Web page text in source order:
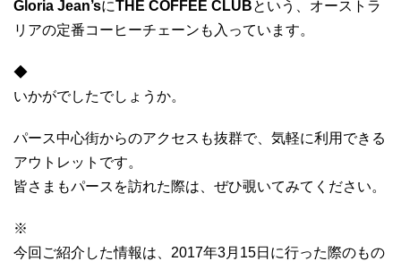
Gloria Jean’sにTHE COFFEE CLUBという、オーストラ
リアの定番コーヒーチェーンも入っています。
◆
いかがでしたでしょうか。
パース中心街からのアクセスも抜群で、気軽に利用できる
アウトレットです。
皆さまもパースを訪れた際は、ぜひ覗いてみてください。
※
今回ご紹介した情報は、2017年3月15日に行った際のもの